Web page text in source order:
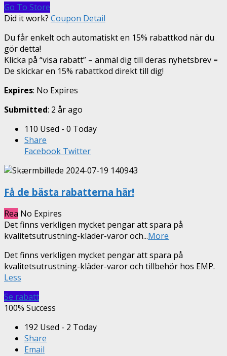
Go To Store
Did it work? Coupon Detail
Du får enkelt och automatiskt en 15% rabattkod när du
gör detta!
Klicka på “visa rabatt” – anmäl dig till deras nyhetsbrev =
De skickar en 15% rabattkod direkt till dig!
Expires: No Expires
Submitted: 2 år ago
110 Used - 0 Today
Share
Facebook Twitter
Få de bästa rabatterna här!
Rea No Expires
Det finns verkligen mycket pengar att spara på
kvalitetsutrustning-kläder-varor och...More
Det finns verkligen mycket pengar att spara på
kvalitetsutrustning-kläder-varor och tillbehör hos EMP.
Less
Se rabatt
100% Success
192 Used - 2 Today
Share
Email